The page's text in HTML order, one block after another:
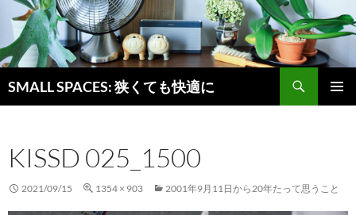
SMALL SPACES: 狭くても快適に
索
ン
ツ
へ
KISSD 025_1500
2021/09/15 1354 × 903 2001年9月11日から20年たって思うこと